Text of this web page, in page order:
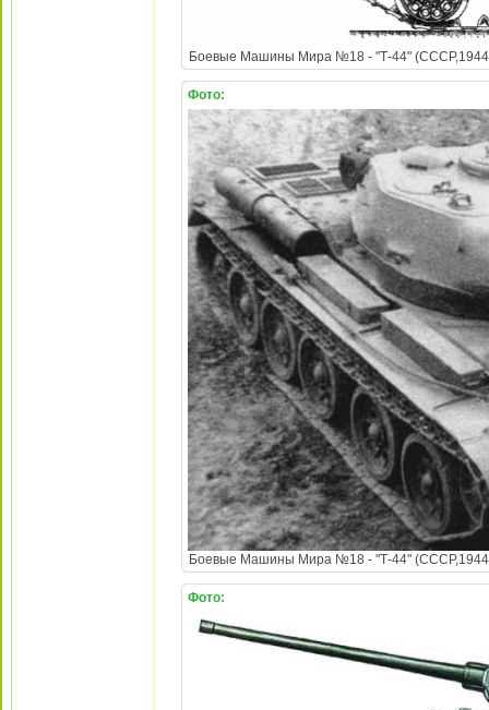
Боевые Машины Мира №18 - "Т-44" (СССР,1944)
Фото:
Боевые Машины Мира №18 - "Т-44"
Фото: